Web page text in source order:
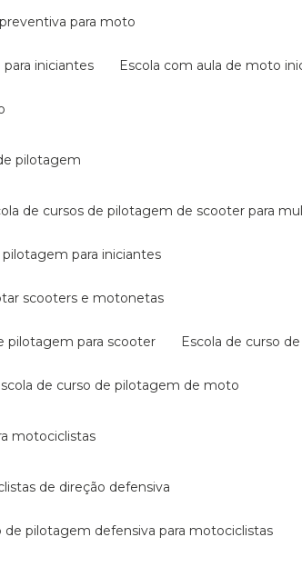
para moto
para iniciantes escola com aula de moto
pilotagem
de cursos de pilotagem de scooter para
pilotagem para iniciantes
scooters e motonetas
pilotagem para scooter escola de curso
escola de curso de pilotagem de moto
motociclistas
de direção defensiva
de pilotagem defensiva para motociclistas